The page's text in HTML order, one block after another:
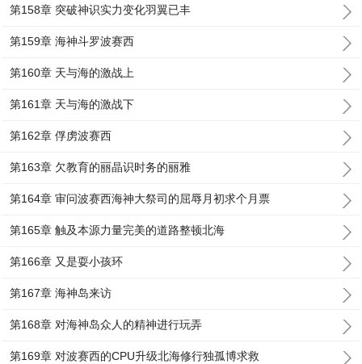
第158章 突破神识实力变化羽翼已丰
第159章 海神斗罗波赛西
第160章 天与海的激战上
第161章 天与海的激战下
第162章 俘虏波赛西
第163章 欠教育的丽晶识时务的丽雅
第164章 审问波赛西海神大祭司的屈辱月初求个月票
第165章 触及本源力量完美的道路整顿北海
第166章 又是耍小孩环
第167章 海神岛来访
第168章 对海神岛众人的精神进行玩弄
第169章 对波赛西的CPU升级北海修行独孤博求救